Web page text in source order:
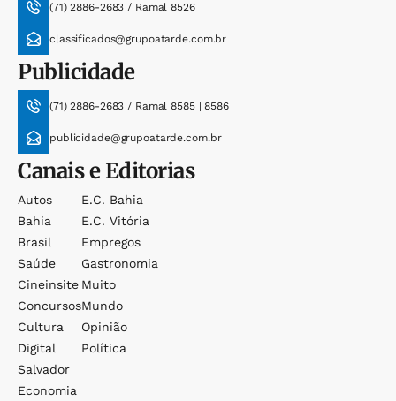
(71) 2886-2683 / Ramal 8526
classificados@grupoatarde.com.br
Publicidade
(71) 2886-2683 / Ramal 8585 | 8586
publicidade@grupoatarde.com.br
Canais e Editorias
Autos
Bahia
Brasil
Saúde
Cineinsite
Concursos
Cultura
Digital
Salvador
Economia
E.c. Bahia
E.c. Vitória
Empregos
Gastronomia
Muito
Mundo
Opinião
Política